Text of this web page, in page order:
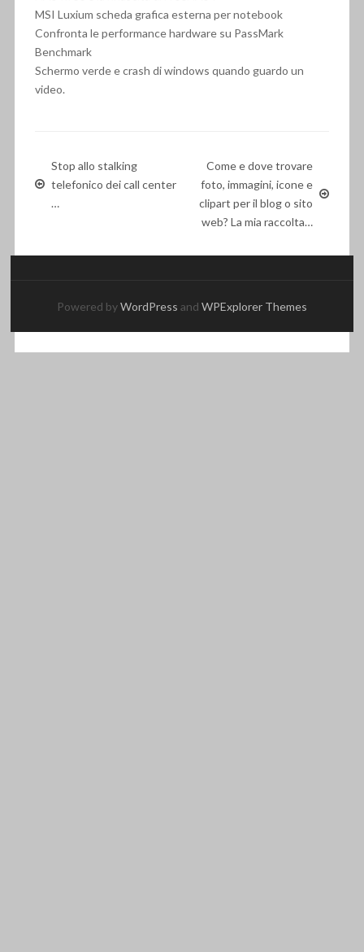
MSI Luxium scheda grafica esterna per notebook
Confronta le performance hardware su PassMark
Benchmark
Schermo verde e crash di windows quando guardo un
video.
Stop allo stalking
telefonico dei call center
…
Come e dove trovare
foto, immagini, icone e
clipart per il blog o sito
web? La mia raccolta…
Powered byWordPress and WPExplorer Themes